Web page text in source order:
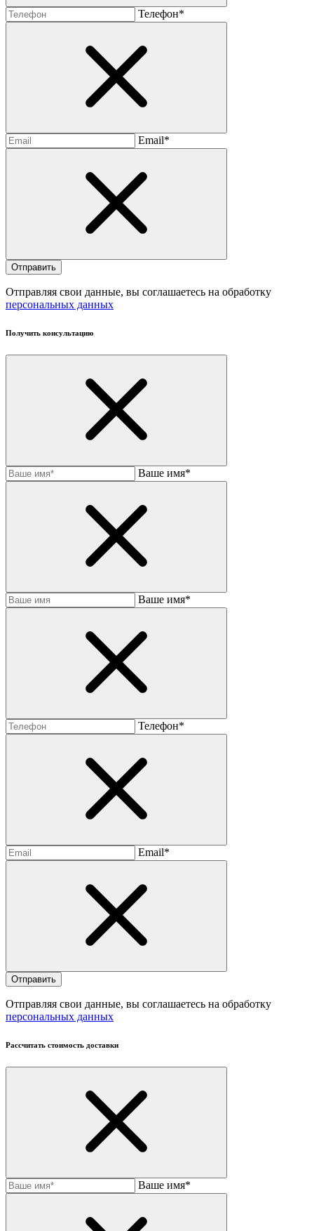
Телефон*
Email*
Отправляя свои данные, вы соглашаетесь на обработку
персональных данных
Получить консультацию
Ваше имя*
Baшe имя*
Телефон*
Email*
Отправляя свои данные, вы соглашаетесь на обработку
персональных данных
Рассчитать стоимость доставки
Ваше имя*